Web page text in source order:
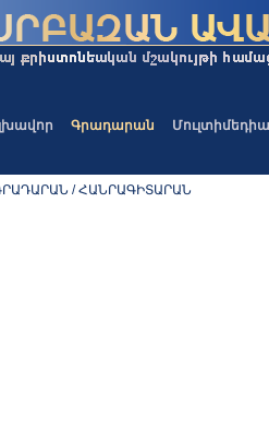
Գրադարան Մուլտիմեդիա
/ ՀԱՆՐԱԳԻՏԱՐԱՆ